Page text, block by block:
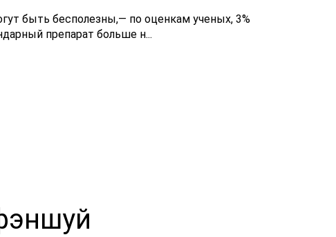
быть бесполезны,— по оценкам ученых, 3%
препарат больше н...